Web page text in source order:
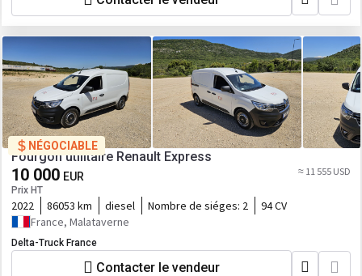
NÉGOCIABLE
Fourgon utilitaire Renault Express
10 000 EUR
Prix HT
≈ 11 555 USD
2022 86053 km diesel Nombre de siéges: 2
94 CV
France, Malataverne
Delta-Truck France
Contacter le vendeur